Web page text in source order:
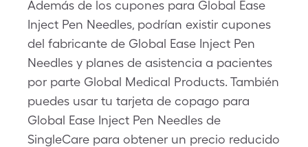
Además de los cupones para Global Ease
Inject Pen Needles, podrían existir cupones
del fabricante de Global Ease Inject Pen
Needles y planes de asistencia a pacientes
por parte Global Medical Products. También
puedes usar tu tarjeta de copago para
Global Ease Inject Pen Needles de
SingleCare para obtener un precio reducido